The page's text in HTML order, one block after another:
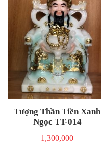
Tượng Thần Tiền Xanh
Ngọc TT-014
1,300,000